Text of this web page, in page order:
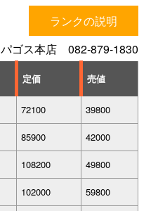
ランクの説明
パゴス本店 082-879-1830
定価 売値
72100 39800
85900 42000
108200 49800
102000 59800